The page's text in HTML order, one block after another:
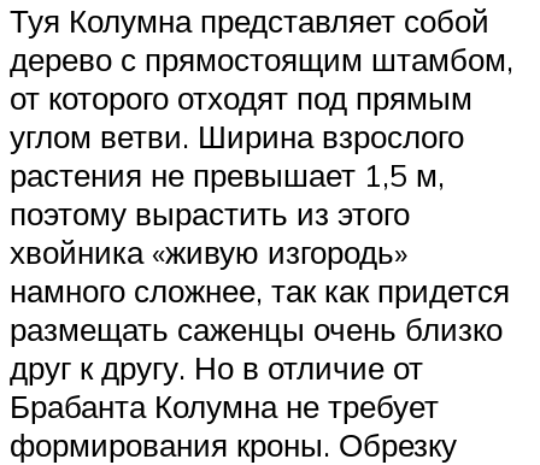
Туя Колумна представляет собой
дерево с прямостоящим штамбом,
от которого отходят под прямым
углом ветви. Ширина взрослого
растения не превышает 1,5 м,
поэтому вырастить из этого
хвойника «живую изгородь»
намного сложнее, так как придется
размещать саженцы очень близко
друг к другу. Но в отличие от
Брабанта Колумна не требует
формирования кроны. Обрезку